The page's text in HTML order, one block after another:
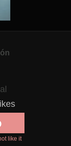
like it